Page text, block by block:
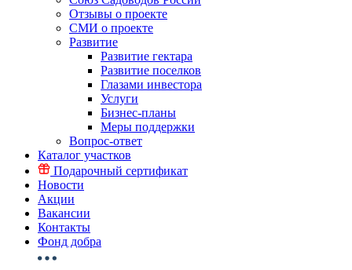
Отзывы о проекте
СМИ о проекте
Развитие
Развитие гектара
Развитие поселков
Глазами инвестора
Услуги
Бизнес-планы
Меры поддержки
Вопрос-ответ
Каталог участков
Подарочный сертификат
Новости
Акции
Вакансии
Контакты
Фонд добра